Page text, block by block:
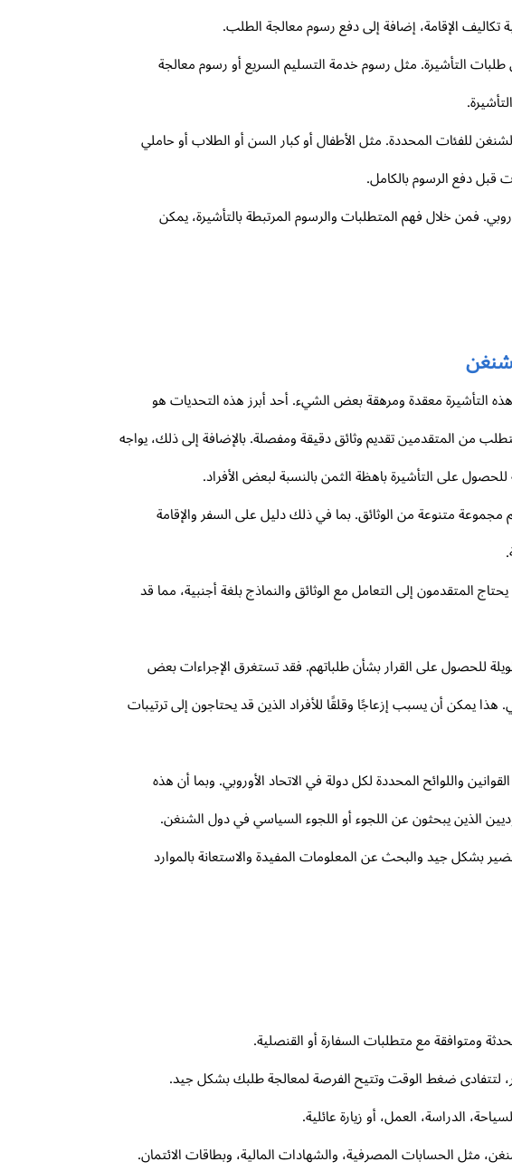
الإقامة، إضافة إلى دفع رسوم معالجة الطلب.
طلبات التأشيرة. مثل رسوم خدمة التسليم السريع أو رسوم معالجة
للفئات المحددة. مثل الأطفال أو كبار السن أو الطلاب أو حاملي
قبل دفع الرسوم بالكامل.
فمن خلال فهم المتطلبات والرسوم المرتبطة بالتأشيرة، يمكن
معقدة ومرهقة بعض الشيء. أحد أبرز هذه التحديات هو
من المتقدمين تقديم وثائق دقيقة ومفصلة. بالإضافة إلى ذلك، يواجه
على التأشيرة باهظة الثمن بالنسبة لبعض الأفراد.
متنوعة من الوثائق. بما في ذلك دليل على السفر والإقامة
المتقدمون إلى التعامل مع الوثائق والنماذج بلغة أجنبية، مما قد
للحصول على القرار بشأن طلباتهم. فقد تستغرق الإجراءات بعض
يمكن أن يسبب إزعاجًا وقلقًا للأفراد الذين قد يحتاجون إلى ترتيبات
واللوائح المحددة لكل دولة في الاتحاد الأوروبي. وبما أن هذه
الذين يبحثون عن اللجوء أو اللجوء السياسي في دول الشنغن.
بشكل جيد والبحث عن المعلومات المفيدة والاستعانة بالموارد
ومتوافقة مع متطلبات السفارة أو القنصلية.
ضغط الوقت وتتيح الفرصة لمعالجة طلبك بشكل جيد.
الدراسة، العمل، أو زيارة عائلية.
مثل الحسابات المصرفية، والشهادات المالية، وبطاقات الائتمان.